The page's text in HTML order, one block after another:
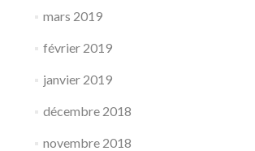
mars 2019
février 2019
janvier 2019
décembre 2018
novembre 2018